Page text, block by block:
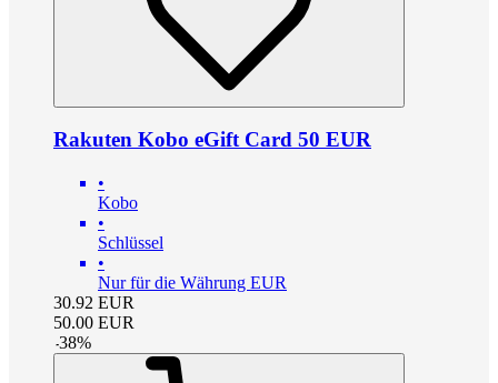
Rakuten Kobo eGift Card 50 EUR
•
Kobo
•
Schlüssel
•
Nur für die Währung EUR
30.92 EUR
50.00 EUR
-38%